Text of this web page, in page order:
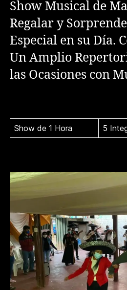
Show Musical de
Regalar y
Especial en su Día.
Un Amplio
las Ocasiones con
Show de 1 Hora 5